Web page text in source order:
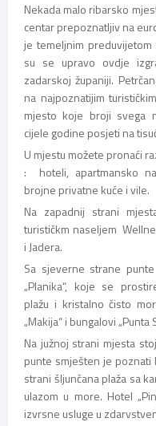
Nekada malo ribarsko
centar prepoznatljiv na
je temeljnim
su se upravo ovdje
zadarskoj županiji.
na najpoznatijim
mjesto koje broji svega
cijele godine posjeti na
U mjestu možete pronaći
: hoteli, apartmansko
brojne privatne kuće i vile.
Na zapadnij strani
turističkm naseljem
i Jadera.
Sa sjeverne strane
„Planika“, koje se
plažu i kristalno čisto
„Makija“ i bungalovi „Punta
Na južnoj strani mjesta
punte smješten je poznati
strani šljunčana plaža sa
ulazom u more. Hotel
izvrsne usluge u